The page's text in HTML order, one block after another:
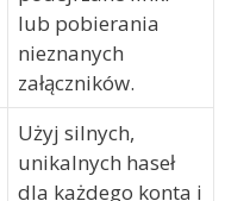
lub pobierania
nieznanych
załączników.
Użyj silnych,
unikalnych haseł
dla każdego konta i